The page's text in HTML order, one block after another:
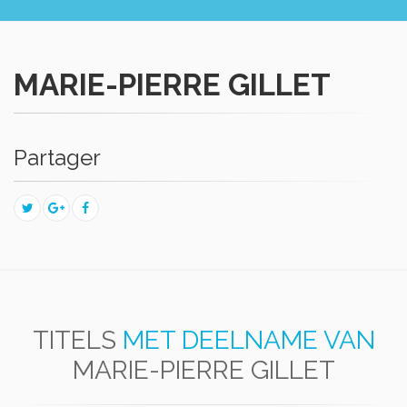
MARIE-PIERRE GILLET
Partager
TITELS MET DEELNAME VAN
MARIE-PIERRE GILLET